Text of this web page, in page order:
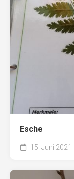
Esche
15. Juni 2021